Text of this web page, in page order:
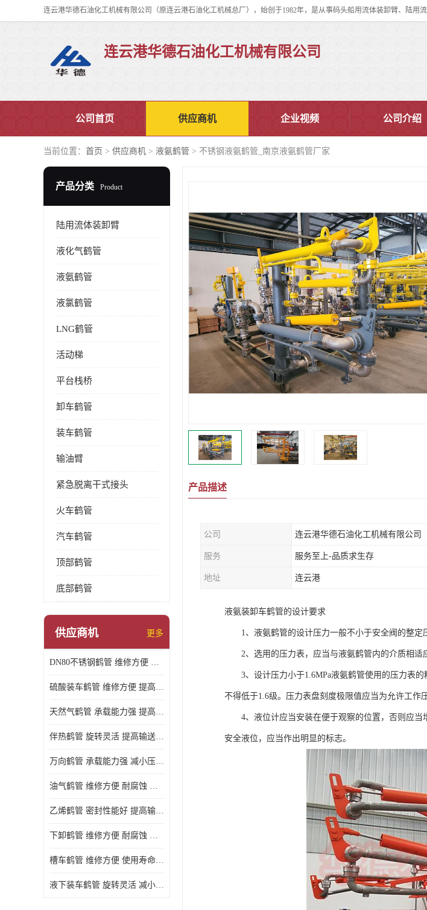
连云港华德石油化工机械有限公司
公司首页 供应商机 企业视频 公司介绍
当前位置： 首页 > 供应商机 > 液氨鹤管 > 不锈钢液氨鹤管_南京液氨鹤管厂家
产品分类 Product
陆用流体装卸臂
液化气鹤管
液氨鹤管
液氯鹤管
LNG鹤管
活动梯
平台栈桥
卸车鹤管
装车鹤管
输油臂
紧急脱离干式接头
火车鹤管
汽车鹤管
顶部鹤管
底部鹤管
供应商机 更多
DN80不锈钢鹤管 维修方便 提高输送效率
硫酸装车鹤管 维修方便 提高输送效率
天然气鹤管 承载能力强 提高输送效率
伴热鹤管 旋转灵活 提高输送效率
万向鹤管 承载能力强 减小压力损失
油气鹤管 维修方便 耐腐蚀 耐高温
乙烯鹤管 密封性能好 提高输送效率
下卸鹤管 维修方便 耐腐蚀 耐高温
槽车鹤管 维修方便 使用寿命较长
液下装车鹤管 旋转灵活 减小压力损失
产品描述
公司 连云港华德石油化工机械有限公司
服务 服务至上-品质求生存
地址 连云港
液氨装卸车鹤管的设计要求
1、液氨鹤管的设计压力一般不小于安全阀的整定
2、选用的压力表，应当与液氨鹤管内的介质相适
3、设计压力小于1.6MPa液氨鹤管使用的压力表的
不得低于1.6级。压力表盘刻度极限值应当为允许工作
4、液位计应当安装在便于观察的位置，否则应当
安全液位，应当作出明显的标志。